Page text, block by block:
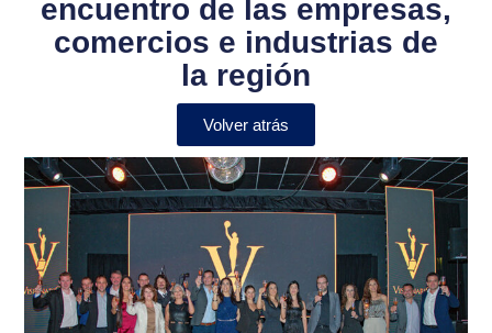
encuentro de las empresas,
comercios e industrias de
la región
Volver atrás